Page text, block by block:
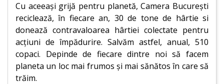
Cu aceeași grijă pentru planetă, Camera București
reciclează, în fiecare an, 30 de tone de hârtie si
donează contravaloarea hârtiei colectate pentru
acțiuni de împădurire. Salvăm astfel, anual, 510
copaci. Depinde de fiecare dintre noi să facem
planeta un loc mai frumos și mai sănătos în care să
trăim.